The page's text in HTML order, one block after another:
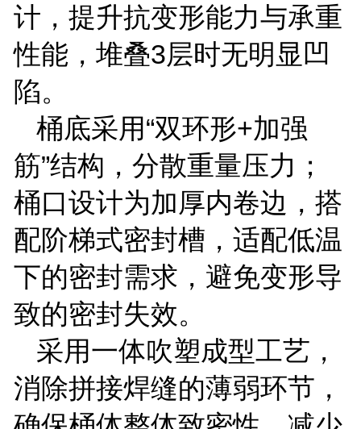
计，提升抗变形能力与承重
性能，堆叠3层时无明显凹
陷。
桶底采用“双环形+加强
筋”结构，分散重量压力；
桶口设计为加厚内卷边，搭
配阶梯式密封槽，适配低温
下的密封需求，避免变形导
致的密封失效。
采用一体吹塑成型工艺，
消除拼接焊缝的薄弱环节，